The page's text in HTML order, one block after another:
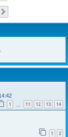
1 11 12 13 14
1 2